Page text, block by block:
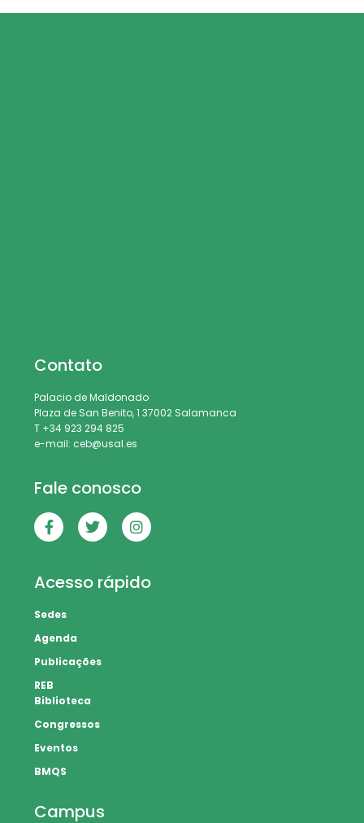
Contato
Palacio de Maldonado
Plaza de San Benito, 1 37002 Salamanca
T +34 923 294 825
e-mail: ceb@usal.es
Fale conosco
Acesso rápido
Sedes
Agenda
Publicações
REB
Biblioteca
Congressos
Eventos
BMQS
Campus